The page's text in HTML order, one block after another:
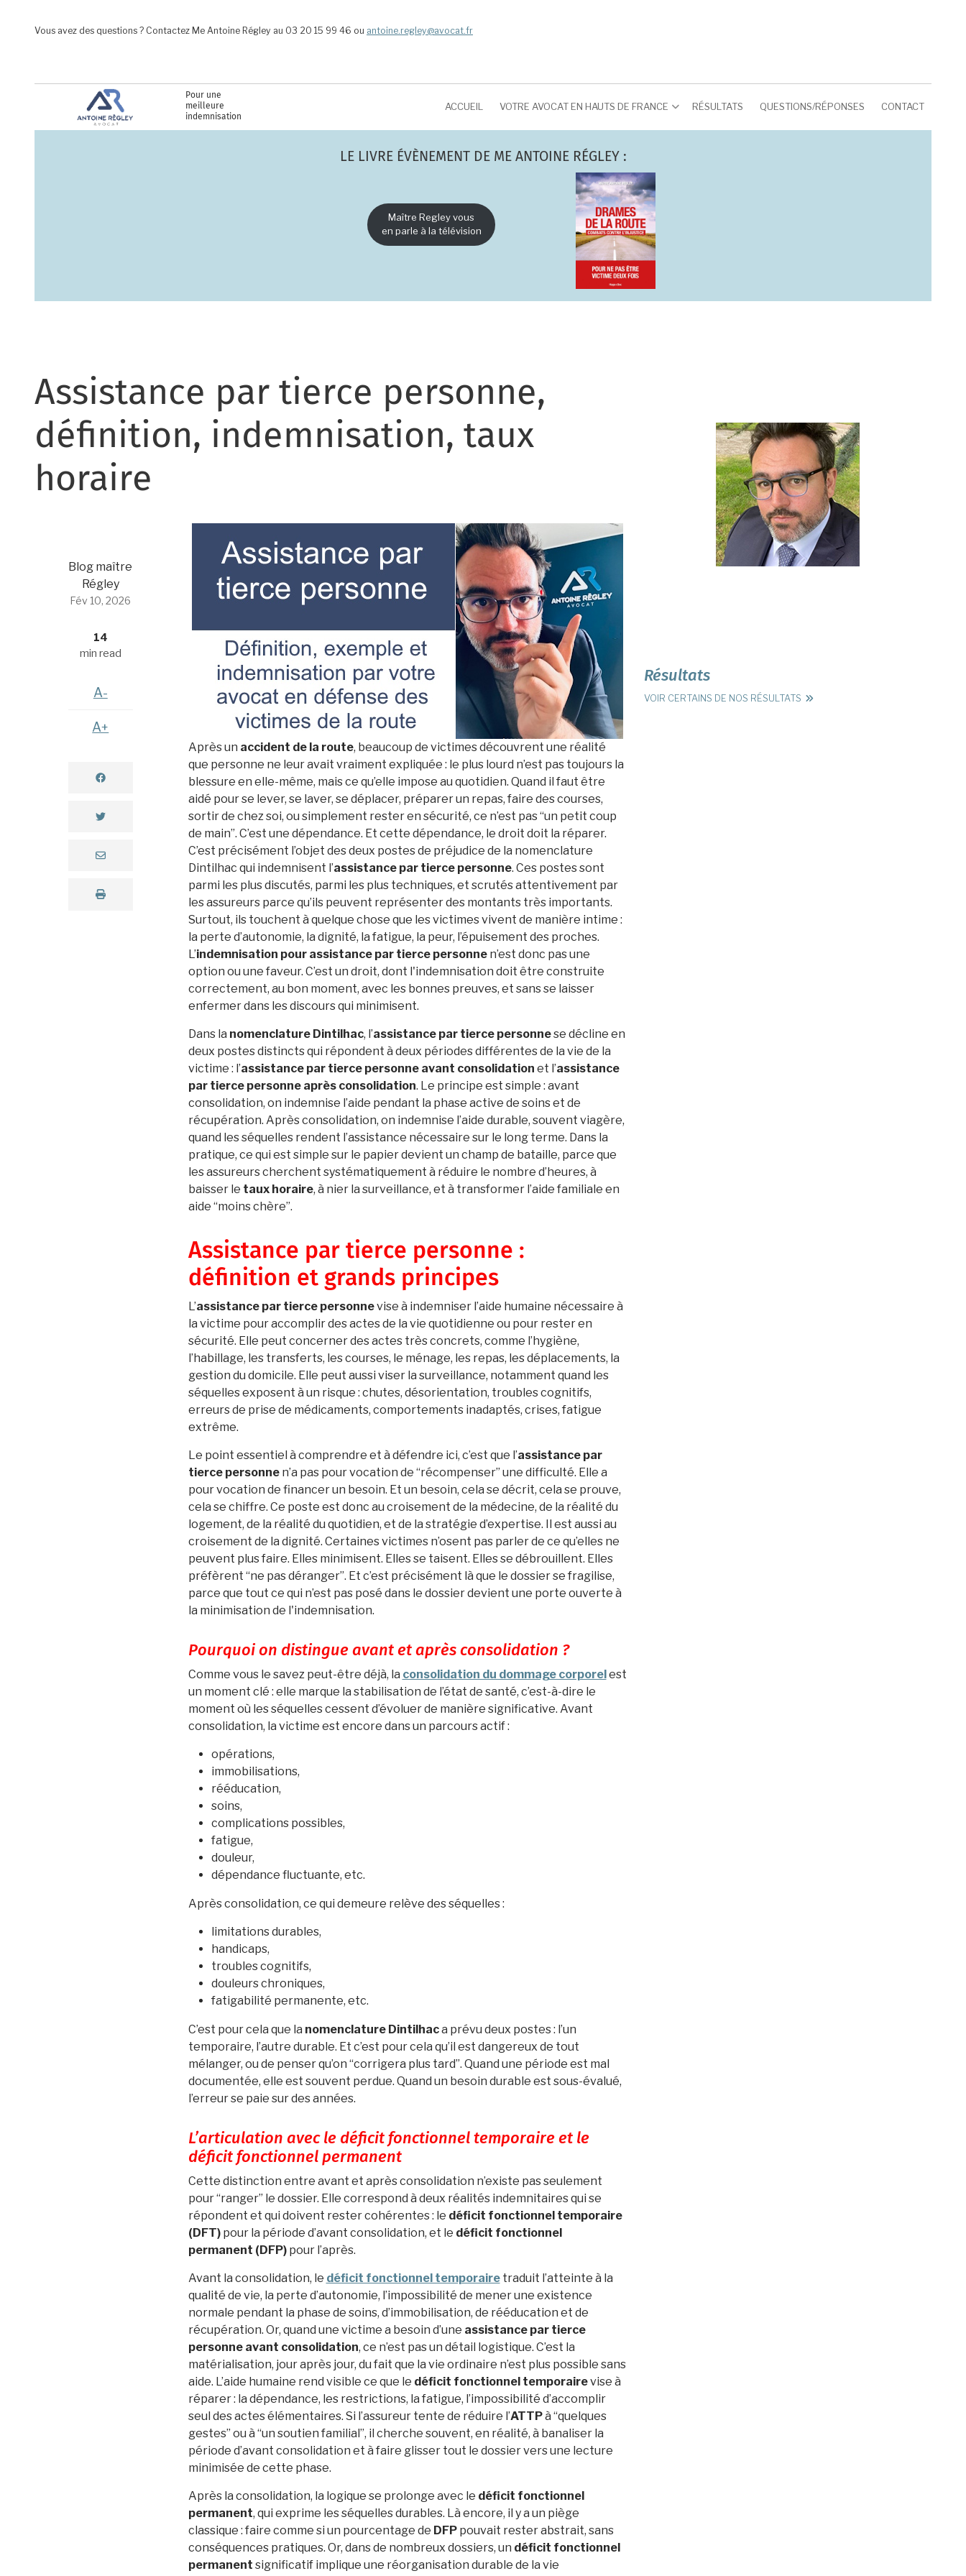
Vous avez des questions ? Contactez Me Antoine Régley au 03 20 15 99 46 ou antoine.regley@avocat.fr
Pour une
meilleure
indemnisation
ACCUEIL VOTRE AVOCAT EN HAUTS DE FRANCE RÉSULTATS QUESTIONS/RÉPONSES CONTACT
LE LIVRE ÉVÈNEMENT DE ME ANTOINE RÉGLEY :
Maître Regley vous
en parle à la télévision
Assistance par tierce personne,
définition, indemnisation, taux
horaire
Blog maître
Régley
Fév 10, 2026
14
min read
A-
A+
Après un accident de la route, beaucoup de victimes découvrent une réalité
que personne ne leur avait vraiment expliquée : le plus lourd n’est pas toujours la
blessure en elle-même, mais ce qu’elle impose au quotidien. Quand il faut être
aidé pour se lever, se laver, se déplacer, préparer un repas, faire des courses,
sortir de chez soi, ou simplement rester en sécurité, ce n’est pas “un petit coup
de main”. C’est une dépendance. Et cette dépendance, le droit doit la réparer.
C’est précisément l’objet des deux postes de préjudice de la nomenclature
Dintilhac qui indemnisent l’assistance par tierce personne. Ces postes sont
parmi les plus discutés, parmi les plus techniques, et scrutés attentivement par
les assureurs parce qu’ils peuvent représenter des montants très importants.
Surtout, ils touchent à quelque chose que les victimes vivent de manière intime :
la perte d’autonomie, la dignité, la fatigue, la peur, l’épuisement des proches.
L’indemnisation pour assistance par tierce personnen’est donc pas une
option ou une faveur. C’est un droit, dont l'indemnisation doit être construite
correctement, au bon moment, avec les bonnes preuves, et sans se laisser
enfermer dans les discours qui minimisent.
Dans la nomenclature Dintilhac, l’assistance par tierce personnese décline en
deux postes distincts qui répondent à deux périodes différentes de la vie de la
victime : l’assistance par tierce personne avant consolidation et l’assistance
par tierce personne après consolidation. Le principe est simple : avant
consolidation, on indemnise l’aide pendant la phase active de soins et de
récupération. Après consolidation, on indemnise l’aide durable, souvent viagère,
quand les séquelles rendent l’assistance nécessaire sur le long terme. Dans la
pratique, ce qui est simple sur le papier devient un champ de bataille, parce que
les assureurs cherchent systématiquement à réduire le nombre d’heures, à
baisser le taux horaire, à nier la surveillance, et à transformer l’aide familiale en
aide “moins chère”.
Assistance par tierce personne :
définition et grands principes
L’assistance par tierce personnevise à indemniser l’aide humaine nécessaire à
la victime pour accomplir des actes de la vie quotidienne ou pour rester en
sécurité. Elle peut concerner des actes très concrets, comme l’hygiène,
l’habillage, les transferts, les courses, le ménage, les repas, les déplacements, la
gestion du domicile. Elle peut aussi viser la surveillance, notamment quand les
séquelles exposent à un risque : chutes, désorientation, troubles cognitifs,
erreurs de prise de médicaments, comportements inadaptés, crises, fatigue
extrême.
Le point essentiel à comprendre et à défendre ici, c’est que l’assistance par
tierce personnen’a pas pour vocation de “récompenser” une difficulté. Elle a
pour vocation de financer un besoin. Et un besoin, cela se décrit, cela se prouve,
cela se chiffre. Ce poste est donc au croisement de la médecine, de la réalité du
logement, de la réalité du quotidien, et de la stratégie d’expertise. Il est aussi au
croisement de la dignité. Certaines victimes n’osent pas parler de ce qu’elles ne
peuvent plus faire. Elles minimisent. Elles se taisent. Elles se débrouillent. Elles
préfèrent “ne pas déranger”. Et c’est précisément là que le dossier se fragilise,
parce que tout ce qui n’est pas posé dans le dossier devient une porte ouverte à
la minimisation de l'indemnisation.
Pourquoi on distingue avant et après consolidation ?
Comme vous le savez peut-être déjà, la consolidation du dommage corporelest
un moment clé : elle marque la stabilisation de l’état de santé, c’est-à-dire le
moment où les séquelles cessent d’évoluer de manière significative. Avant
consolidation, la victime est encore dans un parcours actif :
opérations,
immobilisations,
rééducation,
soins,
complications possibles,
fatigue,
douleur,
dépendance fluctuante, etc.
Après consolidation, ce qui demeure relève des séquelles :
limitations durables,
handicaps,
troubles cognitifs,
douleurs chroniques,
fatigabilité permanente, etc.
C’est pour cela que la nomenclature Dintilhaca prévu deux postes : l’un
temporaire, l’autre durable. Et c’est pour cela qu’il est dangereux de tout
mélanger, ou de penser qu’on “corrigera plus tard”. Quand une période est mal
documentée, elle est souvent perdue. Quand un besoin durable est sous-évalué,
l’erreur se paie sur des années.
L’articulation avec le déficit fonctionnel temporaire et le
déficit fonctionnel permanent
Cette distinction entre avant et après consolidation n’existe pas seulement
pour “ranger” le dossier. Elle correspond à deux réalités indemnitaires qui se
répondent et qui doivent rester cohérentes : le déficit fonctionnel temporaire
(DFT)pour la période d’avant consolidation, et le déficit fonctionnel
permanent (DFP)pour l’après.
Avant la consolidation, le déficit fonctionnel temporairetraduit l’atteinte à la
qualité de vie, la perte d’autonomie, l’impossibilité de mener une existence
normale pendant la phase de soins, d’immobilisation, de rééducation et de
récupération. Or, quand une victime a besoin d’une assistance par tierce
personne avant consolidation, ce n’est pas un détail logistique. C’est la
matérialisation, jour après jour, du fait que la vie ordinaire n’est plus possible sans
aide. L’aide humaine rend visible ce que le déficit fonctionnel temporairevise à
réparer : la dépendance, les restrictions, la fatigue, l’impossibilité d’accomplir
seul des actes élémentaires. Si l’assureur tente de réduire l’ATTPà “quelques
gestes” ou à “un soutien familial”, il cherche souvent, en réalité, à banaliser la
période d’avant consolidation et à faire glisser tout le dossier vers une lecture
minimisée de cette phase.
Après la consolidation, la logique se prolonge avec le déficit fonctionnel
permanent, qui exprime les séquelles durables. Là encore, il y a un piège
classique : faire comme si un pourcentage de DFPpouvait rester abstrait, sans
conséquences pratiques. Or, dans de nombreux dossiers, un déficit fonctionnel
permanent significatif implique une réorganisation durable de la vie
Résultats
VOIR CERTAINS DE NOS RÉSULTATS